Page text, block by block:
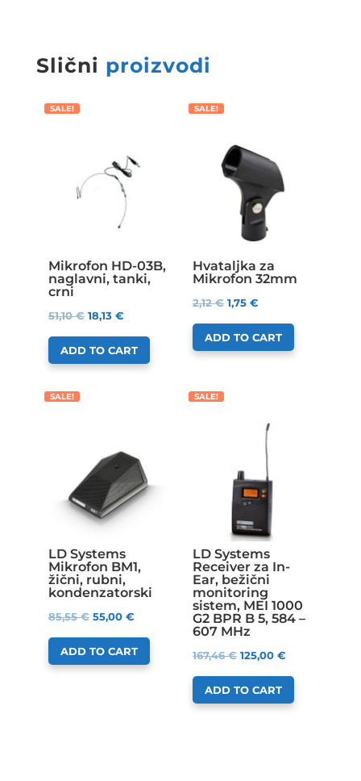
Slični proizvodi
SALE!
Mikrofon HD-03B,
naglavni, tanki,
crni
51,10€ 18,13 €
ADD TO CART
SALE!
Hvataljka za
Mikrofon 32mm
2,12€ 1,75 €
ADD TO CART
SALE!
LD Systems
Mikrofon BM1,
žični, rubni,
kondenzatorski
85,55€ 55,00 €
ADD TO CART
SALE!
LD Systems
Receiver za In-
Ear, bežični
monitoring
sistem, MEI 1000
G2 BPR B 5, 584 –
607 MHz
167,46€ 125,00 €
ADD TO CART